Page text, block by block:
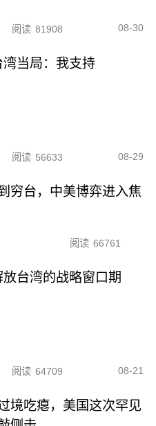
阅读 81908 08-30
湾当局：我支持
阅读 56633 08-29
穷台，中美博弈进入焦
阅读 66761
台湾的战略窗口期
阅读 64709 08-21
境吃瘪，美国这次罕见